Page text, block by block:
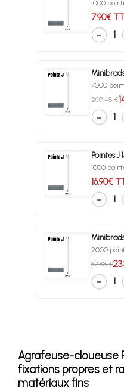
1000
7.90€
1
7000
207.48 €
1
Pointes J
1000
16.90€
1
2000
32.88 €
1
Agrafeuse-cloueuse
fixations propres et
matériaux fins